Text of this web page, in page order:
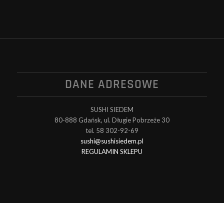
DANE ADRESOWE
SUSHI SIEDEM
80-888 Gdańsk, ul. Długie Pobrzeże 30
tel. 58 302-92-69
sushi@sushisiedem.pl
REGULAMIN SKLEPU